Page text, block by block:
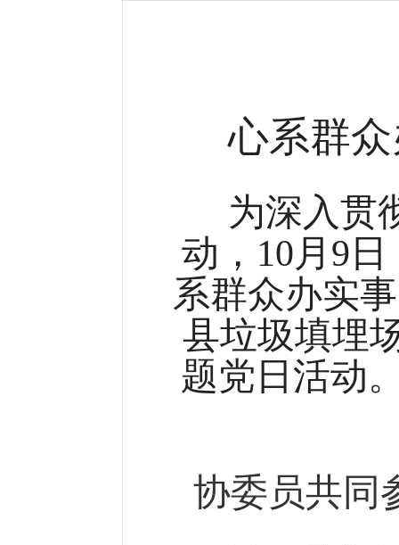
心系群
为深入贯
动，10月9
系群众办实
县垃圾填埋
题党日活动
协委员共同